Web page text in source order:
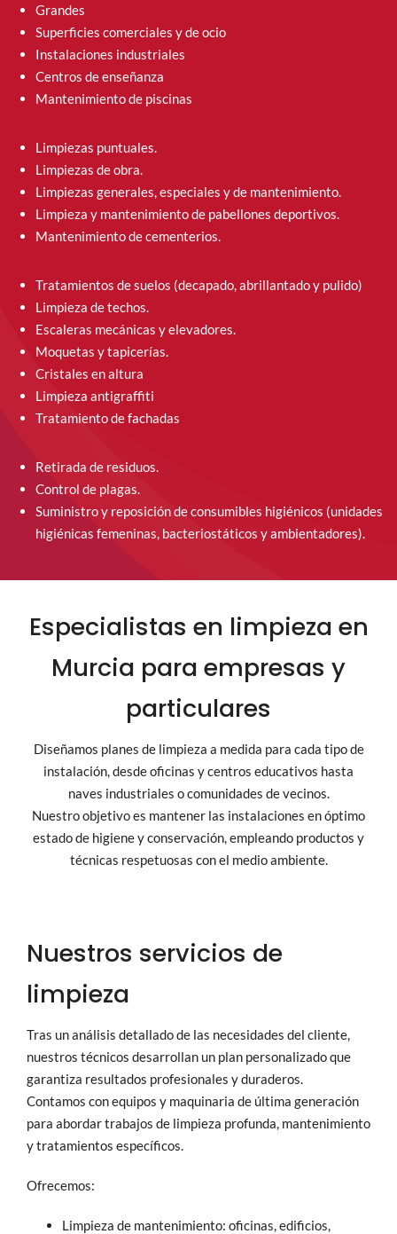
Grandes
Superficies comerciales y de ocio
Instalaciones industriales
Centros de enseñanza
Mantenimiento de piscinas
Limpiezas puntuales.
Limpiezas de obra.
Limpiezas generales, especiales y de mantenimiento.
Limpieza y mantenimiento de pabellones deportivos.
Mantenimiento de cementerios.
Tratamientos de suelos (decapado, abrillantado y pulido)
Limpieza de techos.
Escaleras mecánicas y elevadores.
Moquetas y tapicerías.
Cristales en altura
Limpieza antigraffiti
Tratamiento de fachadas
Retirada de residuos.
Control de plagas.
Suministro y reposición de consumibles higiénicos (unidades
higiénicas femeninas, bacteriostáticos y ambientadores).
Especialistas en limpieza en
Murcia para empresas y
particulares
Diseñamos planes de limpieza a medida para cada tipo de
instalación, desde oficinas y centros educativos hasta
naves industriales o comunidades de vecinos.
Nuestro objetivo es mantener las instalaciones en óptimo
estado de higiene y conservación, empleando productos y
técnicas respetuosas con el medio ambiente.
Nuestros servicios de
limpieza
Tras un análisis detallado de las necesidades del cliente,
nuestros técnicos desarrollan un plan personalizado que
garantiza resultados profesionales y duraderos.
Contamos con equipos y maquinaria de última generación
para abordar trabajos de limpieza profunda, mantenimiento
y tratamientos específicos.
Ofrecemos:
Limpieza de mantenimiento: oficinas, edificios,